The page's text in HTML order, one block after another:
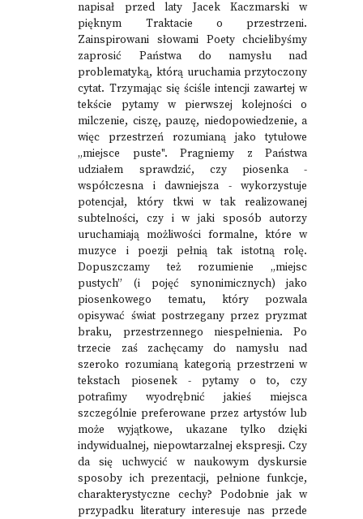
napisał przed laty Jacek Kaczmarski w
pięknym Traktacie o przestrzeni.
Zainspirowani słowami Poety chcielibyśmy
zaprosić Państwa do namysłu nad
problematyką, którą uruchamia przytoczony
cytat. Trzymając się ściśle intencji zawartej w
tekście pytamy w pierwszej kolejności o
milczenie, ciszę, pauzę, niedopowiedzenie, a
więc przestrzeń rozumianą jako tytułowe
„miejsce puste". Pragniemy z Państwa
udziałem sprawdzić, czy piosenka -
współczesna i dawniejsza - wykorzystuje
potencjał, który tkwi w tak realizowanej
subtelności, czy i w jaki sposób autorzy
uruchamiają możliwości formalne, które w
muzyce i poezji pełnią tak istotną rolę.
Dopuszczamy też rozumienie „miejsc
pustych” (i pojęć synonimicznych) jako
piosenkowego tematu, który pozwala
opisywać świat postrzegany przez pryzmat
braku, przestrzennego niespełnienia. Po
trzecie zaś zachęcamy do namysłu nad
szeroko rozumianą kategorią przestrzeni w
tekstach piosenek - pytamy o to, czy
potrafimy wyodrębnić jakieś miejsca
szczególnie preferowane przez artystów lub
może wyjątkowe, ukazane tylko dzięki
indywidualnej, niepowtarzalnej ekspresji. Czy
da się uchwycić w naukowym dyskursie
sposoby ich prezentacji, pełnione funkcje,
charakterystyczne cechy? Podobnie jak w
przypadku literatury interesuje nas przede